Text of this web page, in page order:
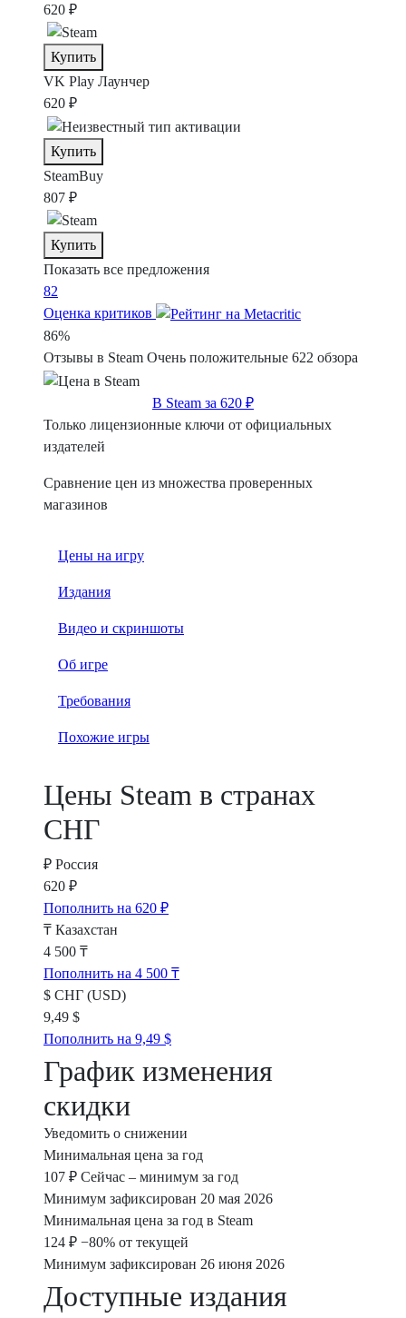
620 ₽
Купить
VK Play Лаунчер
620 ₽
Купить
SteamBuy
807 ₽
Купить
Показать все предложения
82
Оценка критиков
86%
Отзывы в Steam Очень положительные 622 обзора
В Steam за 620 ₽
Только лицензионные ключи от официальных
издателей
Сравнение цен из множества проверенных
магазинов
Цены на игру
Издания
Видео и скриншоты
Об игре
Требования
Похожие игры
Цены Steam в странах
СНГ
₽ Россия
620 ₽
Пополнить на 620 ₽
₸ Казахстан
4 500 ₸
Пополнить на 4 500 ₸
$ СНГ (USD)
9,49 $
Пополнить на 9,49 $
График изменения
скидки
Уведомить о снижении
Минимальная цена за год
107 ₽ Сейчас – минимум за год
Минимум зафиксирован 20 мая 2026
Минимальная цена за год в Steam
124 ₽ −80% от текущей
Минимум зафиксирован 26 июня 2026
Доступные издания